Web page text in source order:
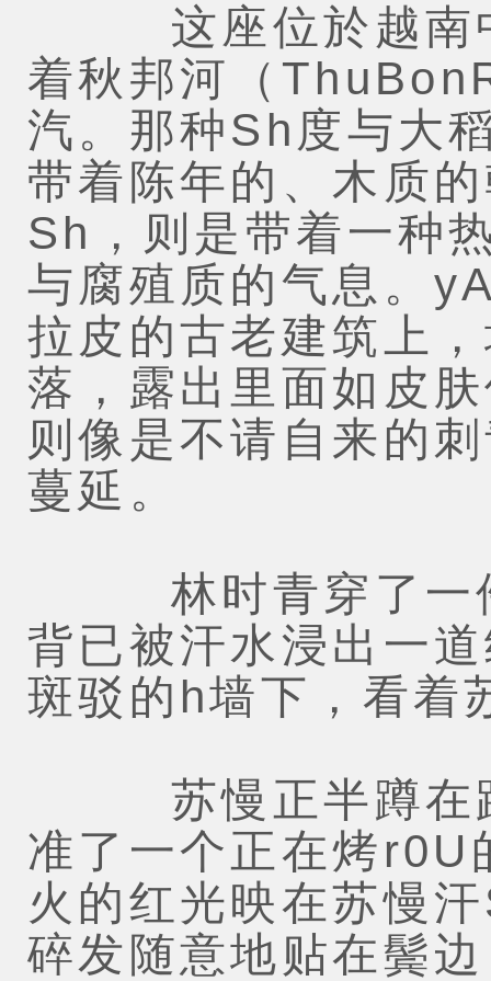
这座位於越南中
着秋邦河（
汽。那种Sh度与大
带着陈年的、木质
Sh，则是带着一种
与腐殖质的气息。
拉皮的古老建筑上
落，露出里面如皮
则像是不请自来的
蔓延。
林时青穿了一件
背已被汗水浸出一
斑驳的h墙下，看着
苏慢正半蹲在路
准了一个正在烤r0U
火的红光映在苏慢
碎发随意地贴在鬓